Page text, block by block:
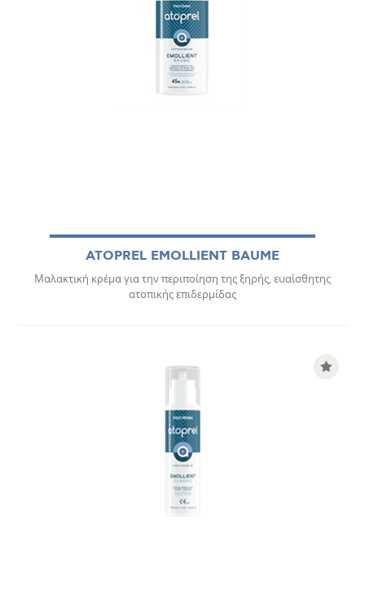
ATOPREL EMOLLIENT BAUME
Μαλακτική κρέμα για την περιποίηση της ξηρής, ευαίσθητης
ατοπικής επιδερμίδας